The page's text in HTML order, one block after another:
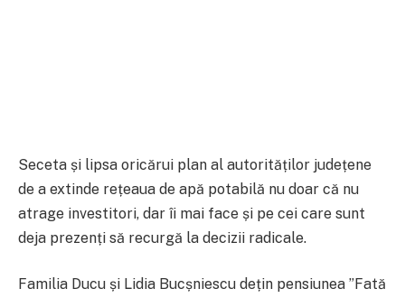
Seceta și lipsa oricărui plan al autorităților județene
de a extinde rețeaua de apă potabilă nu doar că nu
atrage investitori, dar îi mai face și pe cei care sunt
deja prezenți să recurgă la decizii radicale.
Familia Ducu și Lidia Bucșniescu dețin pensiunea ”Fată